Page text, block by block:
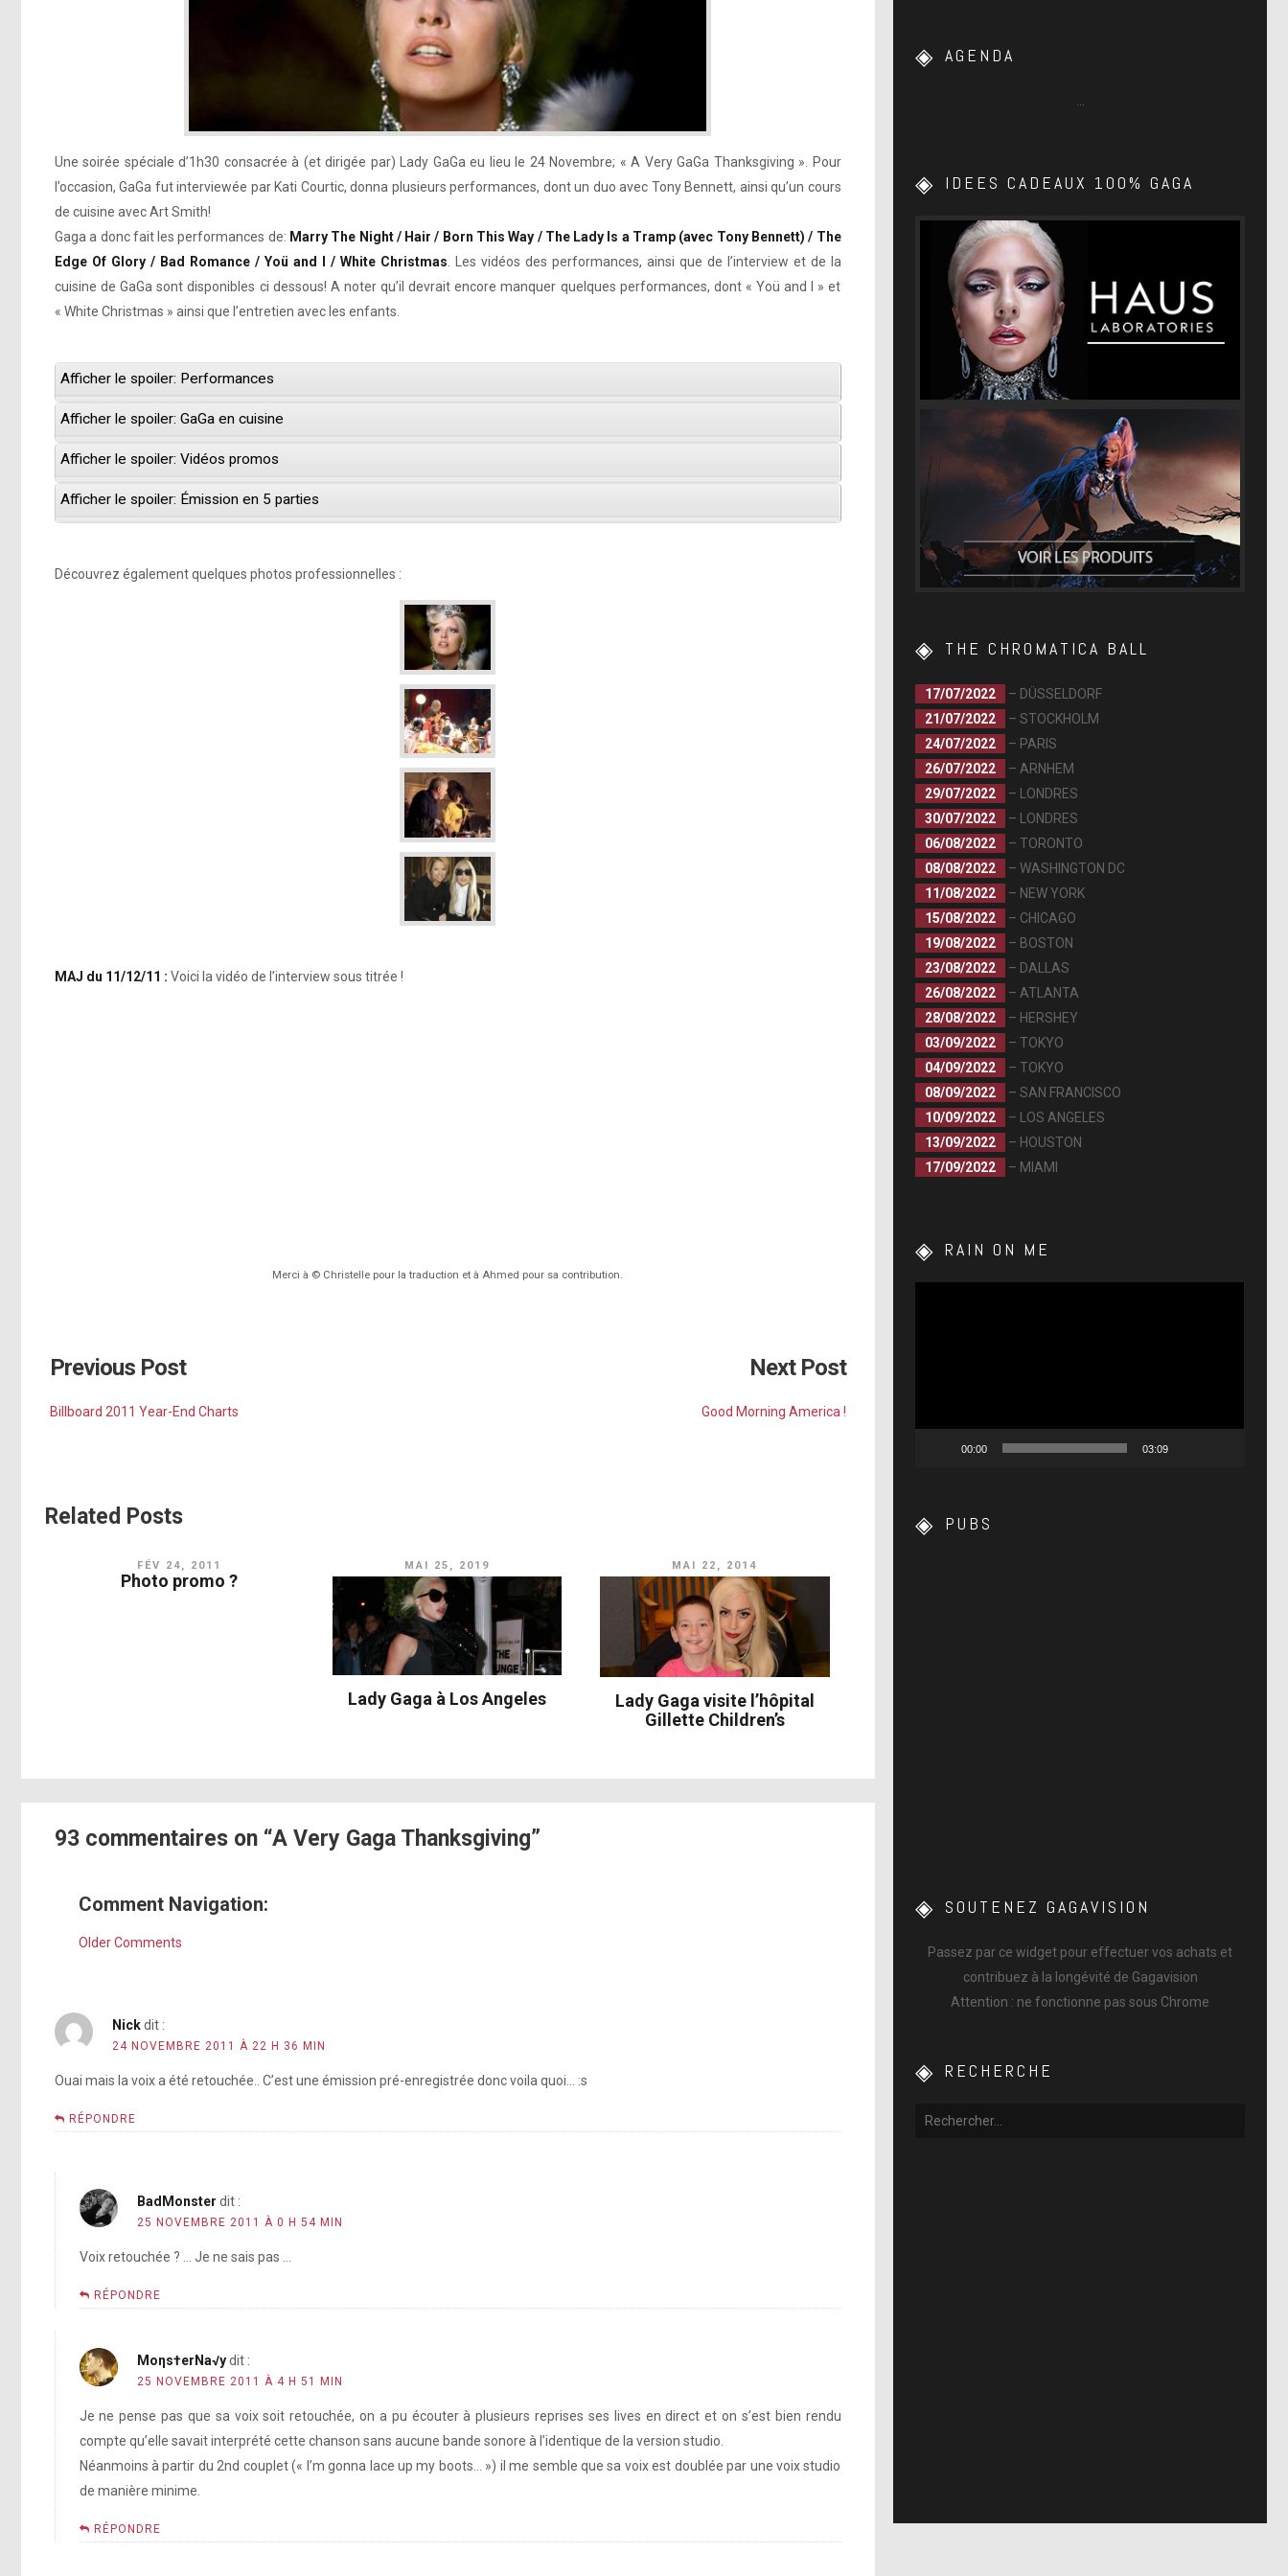
Une soirée spéciale d’1h30 consacrée à (et dirigée par) Lady GaGa eu lieu le 24 Novembre; « A Very GaGa Thanksgiving ». Pour
l’occasion, GaGa fut interviewée par Kati Courtic, donna plusieurs performances, dont un duo avec Tony Bennett, ainsi qu’un cours
de cuisine avec Art Smith!
Gaga a donc fait les performances de: Marry The Night / Hair / Born This Way / The Lady Is a Tramp (avec Tony Bennett) / The
Edge Of Glory / Bad Romance / Yoü and I / White Christmas. Les vidéos des performances, ainsi que de l’interview et de la
cuisine de GaGa sont disponibles ci dessous! A noter qu’il devrait encore manquer quelques performances, dont « Yoü and I » et
« White Christmas » ainsi que l’entretien avec les enfants.
Afficher le spoiler: Performances
Afficher le spoiler: GaGa en cuisine
Afficher le spoiler: Vidéos promos
Afficher le spoiler: Émission en 5 parties
Découvrez également quelques photos professionnelles :
MAJ du 11/12/11 : Voici la vidéo de l’interview sous titrée !
Merci à © Christelle pour la traduction et à Ahmed pour sa contribution.
Previous Post
Billboard 2011 Year-End Charts
Next Post
Good Morning America !
Related Posts
FÉV 24, 2011
Photo promo ?
MAI 25, 2019
Lady Gaga à Los Angeles
MAI 22, 2014
Lady Gaga visite l’hôpital
Gillette Children’s
93 commentaires on “A Very Gaga Thanksgiving”
Comment Navigation:
Older Comments
Nickdit :
24 NOVEMBRE 2011 À 22 H 36 MIN
Ouai mais la voix a été retouchée.. C’est une émission pré-enregistrée donc voila quoi… :s
RÉPONDRE
BadMonster dit :
25 NOVEMBRE 2011 À 0 H 54 MIN
Voix retouchée ? … Je ne sais pas …
RÉPONDRE
Moηs†erNa√y dit :
25 NOVEMBRE 2011 À 4 H 51 MIN
Je ne pense pas que sa voix soit retouchée, on a pu écouter à plusieurs reprises ses lives en direct et on s’est bien rendu
compte qu’elle savait interprété cette chanson sans aucune bande sonore à l’identique de la version studio.
Néanmoins à partir du 2nd couplet (« I’m gonna lace up my boots… ») il me semble que sa voix est doublée par une voix studio
de manière minime.
RÉPONDRE
AGENDA
IDEES CADEAUX 100% GAGA
THE CHROMATICA BALL
17/07/2022
– DÜSSELDORF
21/07/2022
– STOCKHOLM
24/07/2022
– PARIS
26/07/2022
– ARNHEM
29/07/2022
– LONDRES
30/07/2022
– LONDRES
06/08/2022
– TORONTO
08/08/2022
– WASHINGTON DC
11/08/2022
– NEW YORK
15/08/2022
– CHICAGO
19/08/2022
– BOSTON
23/08/2022
– DALLAS
26/08/2022
– ATLANTA
28/08/2022
– HERSHEY
03/09/2022
– TOKYO
04/09/2022
– TOKYO
08/09/2022
– SAN FRANCISCO
10/09/2022
– LOS ANGELES
13/09/2022
– HOUSTON
17/09/2022
– MIAMI
RAIN ON ME
00:00 03:09
PUBS
SOUTENEZ GAGAVISION
Passez par ce widget pour effectuer vos achats et
contribuez à la longévité de Gagavision
Attention : ne fonctionne pas sous Chrome
RECHERCHE